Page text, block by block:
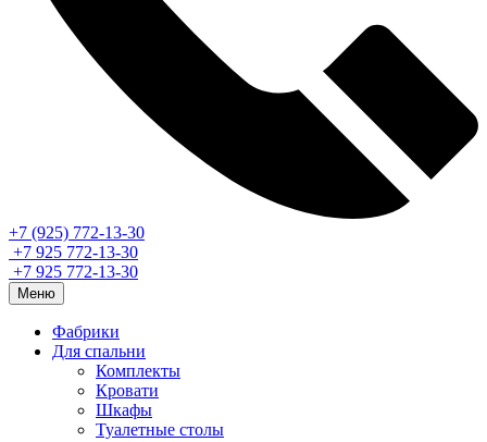
+7 (925) 772-13-30
+7 925 772-13-30
+7 925 772-13-30
Меню
Фабрики
Для спальни
Комплекты
Кровати
Шкафы
Туалетные столы